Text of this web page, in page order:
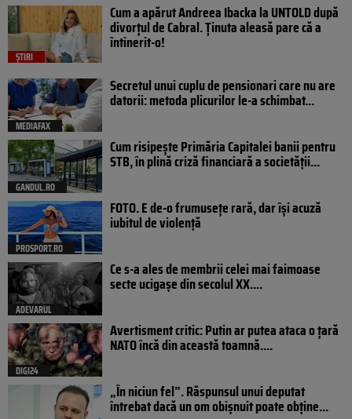
ȘTIRI
Cum a apărut Andreea Ibacka la UNTOLD după
divorțul de Cabral. Ținuta aleasă pare că a
întinerit-o!
MEDIAFAX
Secretul unui cuplu de pensionari care nu are
datorii: metoda plicurilor le-a schimbat...
GANDUL.RO
Cum risipește Primăria Capitalei banii pentru
STB, în plină criză financiară a societății...
PROSPORT.RO
FOTO. E de-o frumusețe rară, dar își acuză
iubitul de violență
ADEVARUL
Ce s-a ales de membrii celei mai faimoase
secte ucigașe din secolul XX....
DIGI24
Avertisment critic: Putin ar putea ataca o țară
NATO încă din această toamnă....
„În niciun fel”. Răspunsul unui deputat
întrebat dacă un om obișnuit poate obține...